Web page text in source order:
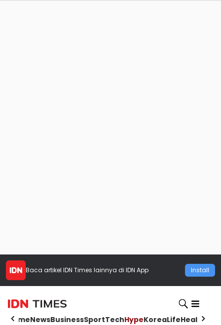
Baca artikel IDN Times lainnya di IDN App Install
HomeNewsBusinessSportTechHypeKoreaLifeHealth